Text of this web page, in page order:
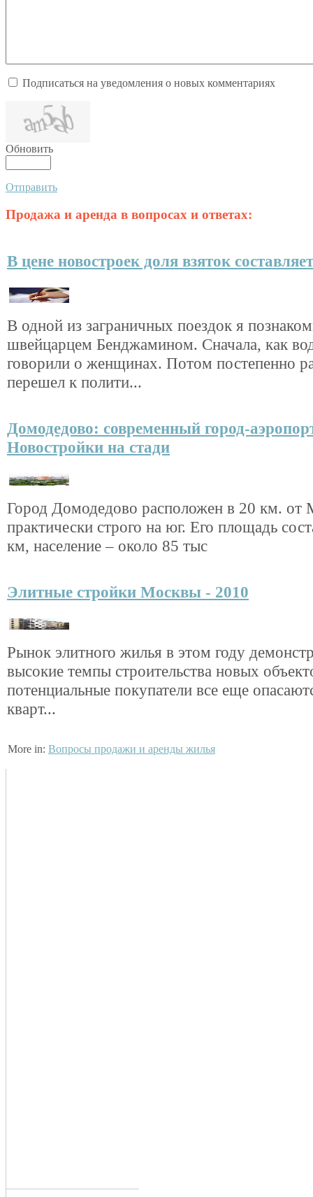
Подписаться на уведомления о новых комментариях
Обновить
Отправить
Продажа и аренда в вопросах и ответах:
В цене новостроек доля взяток
В одной из заграничных поездок я
швейцарцем Бенджамином. Сначала, как
говорили о женщинах. Потом постепенно
перешел к полити...
Домодедово: современный город-
Новостройки на стади
Город Домодедово расположен в 20 км.
практически строго на юг. Его площадь
км, население – около 85 тыс
Элитные стройки Москвы - 2010
Рынок элитного жилья в этом году
высокие темпы строительства новых
потенциальные покупатели все еще
кварт...
More in: Вопросы продажи и аренды жилья